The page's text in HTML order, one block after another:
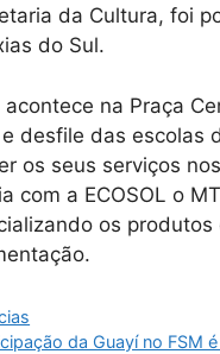
da Cultura, foi
do Sul.
acontece na Praça
desfile das escolas
os seus serviços
com a ECOSOL o
os
da Guayí no FSM